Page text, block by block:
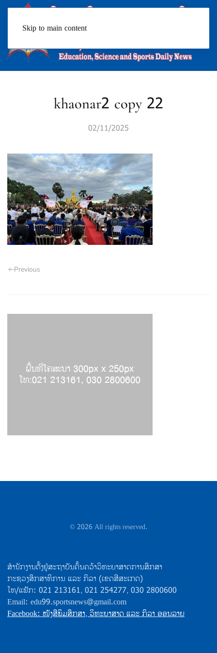
Skip to main content
khaonar2 copy 22
02/11/2025
Previous
© 2026All rights reserved.
ສຳນັກງານຕັ້ງຢູ່ສະຖາບັນຄົ້ນຄວ້າວິທະຍາສາດການສຶກສາ
ກະຊວງສຶກສາທິການ ແລະ ກິລາ (ເຂດສີສະເກດ)
ໂທ/ແຟັກ: 021 213161, 021 254277, 030 2800600
Email: edu99.sportsnews@gmail.com
Facebook: ໜັງສືພິມສຶກສາ, ວິທະຍາສາດ ແລະ ກິລາ ອອນລາຍ